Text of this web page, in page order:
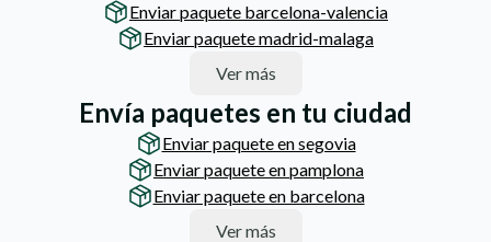
Enviar paquete barcelona-valencia
Enviar paquete madrid-malaga
Ver más
Envía paquetes en tu ciudad
Enviar paquete en segovia
Enviar paquete en pamplona
Enviar paquete en barcelona
Ver más